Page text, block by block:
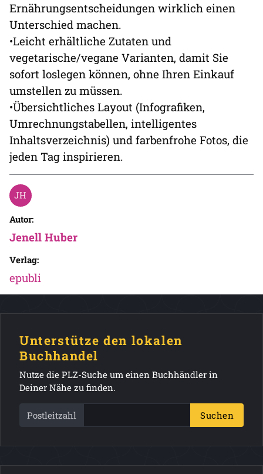
Ernährungsentscheidungen wirklich einen
Unterschied machen.
•Leicht erhältliche Zutaten und
vegetarische/vegane Varianten, damit Sie
sofort loslegen können, ohne Ihren Einkauf
umstellen zu müssen.
•Übersichtliches Layout (Infografiken,
Umrechnungstabellen, intelligentes
Inhaltsverzeichnis) und farbenfrohe Fotos, die
jeden Tag inspirieren.
Autor:
Jenell Huber
Verlag:
epubli
Unterstütze den lokalen
Buchhandel
Nutze die PLZ-Suche um einen Buchhändler in
Deiner Nähe zu finden.
Postleitzahl Suchen